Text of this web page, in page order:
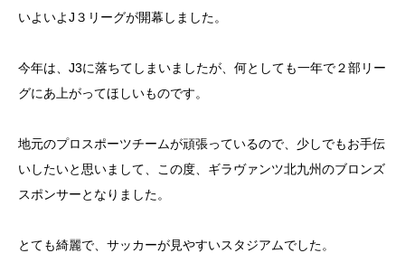
いよいよJ３リーグが開幕しました。
今年は、J3に落ちてしまいましたが、何としても一年で２部リー
グにあ上がってほしいものです。
地元のプロスポーツチームが頑張っているので、少しでもお手伝
いしたいと思いまして、この度、ギラヴァンツ北九州のブロンズ
スポンサーとなりました。
とても綺麗で、サッカーが見やすいスタジアムでした。